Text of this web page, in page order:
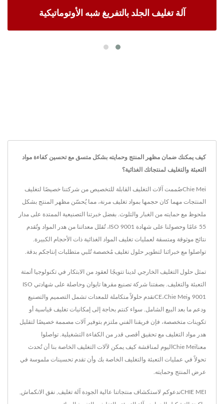
آلة تغليف الجلد بالتفريغ شبه الأوتوماتيكية
كيف يمكنك ضمان مظهر المنتج وحمايته بشكل متسق مع تحسين كفاءة مواد
التعبئة والتغليف لمنتجاتك الغذائية؟
Chie Meiصُممت آلات التغليف القابلة للتخصيص من شركتنا خصيصًا لتغليف
المنتجات مهما كان حجمها بمواد تغليف مرنة، مما يُحسّن مظهر المنتج بشكل
ملحوظ مع حمايته من الغبار والتلوث. بفضل خبرتنا التصنيعية الممتدة على مدار
55 عامًا وحصولنا على شهادة ISO 9001، تُقلل معداتنا من هدر المواد وتُقدم
نتائج موثوقة ومتسقة لعمليات تغليف المواد الغذائية ذات الأحجام الكبيرة.
تواصلوا مع خبرائنا لتطوير حلول تغليف مُخصصة تُلبي متطلبات إنتاجكم بدقة.
تمثل حلول التغليف الخارجي لدينا تتويجًا لعقود من الابتكار في تكنولوجيا أتمتة
التعبئة والتغليف. بصفتنا شركة تصنيع مقرها تايوان وحاصلة على شهادتي ISO
9001 وCE،Chie Meiنقدم حلولاً متكاملة للمعدات تشمل التصميم والتصنيع
ودعم ما بعد البيع الشامل. سواء كنتم بحاجة إلى إمكانيات تغليف قياسية أو
تكوينات متخصصة، فإن فريقنا الفني ملتزم بتوفير آلات مصممة خصيصًا لتقليل
هدر مواد التغليف مع تحقيق أقصى قدر من الكفاءة التشغيلية. تواصلوا
معناChie Meiاليوم لمناقشة كيف يمكن لآلات التغليف الخاصة بنا أن تُحدث
تحولاً في عمليات التعبئة والتغليف الخاصة بك وأن تقدم تحسينات ملموسة في
عرض المنتج وحمايته.
CHIE MEIندعوكم لاستكشاف منتجاتنا عالية الجودة آلة تغليف نفق الانكماش